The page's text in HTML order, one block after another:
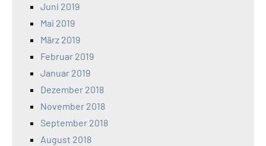
Juni 2019
Mai 2019
März 2019
Februar 2019
Januar 2019
Dezember 2018
November 2018
September 2018
August 2018